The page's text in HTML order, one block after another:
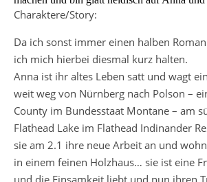
Charaktere/Story:
Da ich sonst immer einen halben
ich mich hierbei diesmal kurz halten.
Anna ist ihr altes Leben satt und wagt
weit weg von Nürnberg nach Polson –
County im Bundesstaat Montane – am
Flathead Lake im Flathead Indinander
sie am 2.1 ihre neue Arbeit an und
in einem feinen Holzhaus… sie ist eine